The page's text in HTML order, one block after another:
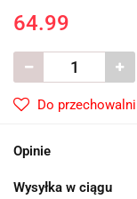
64.99
Do przechowalni
Opinie
Wysyłka w ciągu